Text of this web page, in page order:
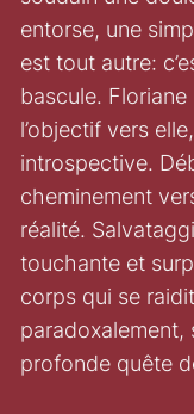
entorse, une
est tout autre:
bascule.
l’objectif vers
introspective.
cheminement
réalité.
touchante et
corps qui se
paradoxalement,
profonde quête